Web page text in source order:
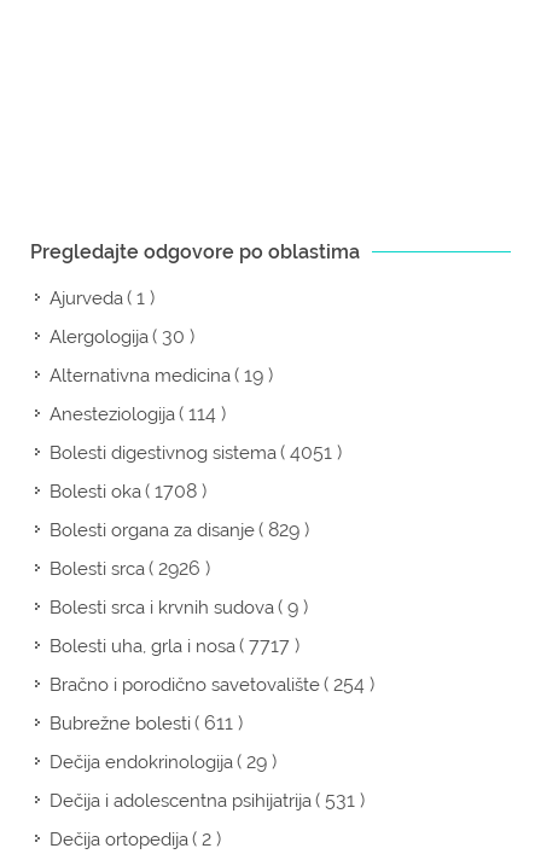
Pregledajte odgovore po oblastima
Ajurveda( 1 )
Alergologija( 30 )
Alternativna medicina( 19 )
Anesteziologija( 114 )
Bolesti digestivnog sistema( 4051 )
Bolesti oka( 1708 )
Bolesti organa za disanje( 829 )
Bolesti srca( 2926 )
Bolesti srca i krvnih sudova( 9 )
Bolesti uha, grla i nosa( 7717 )
Bračno i porodično savetovalište( 254 )
Bubrežne bolesti( 611 )
Dečija endokrinologija( 29 )
Dečija i adolescentna psihijatrija( 531 )
Dečija ortopedija( 2 )